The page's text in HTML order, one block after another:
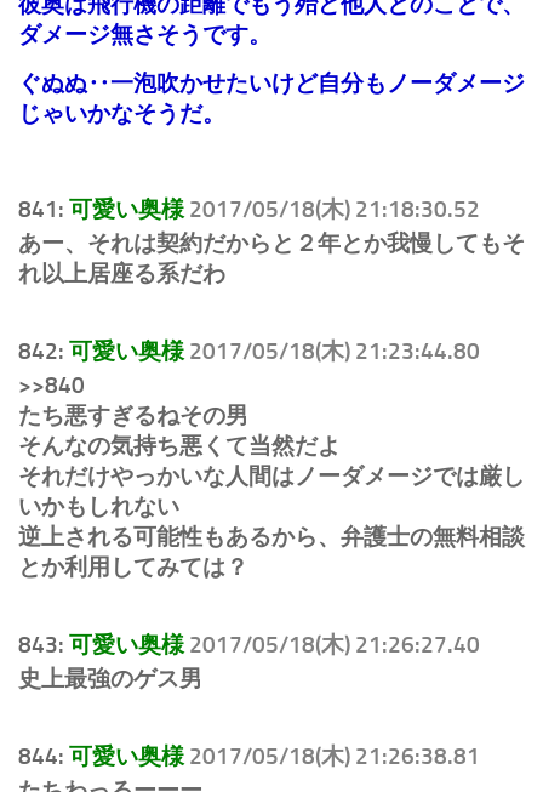
ダメージ無さそうです。
ぐぬぬ‥一泡吹かせたいけど自分もノーダメージ
じゃいかなそうだ。
841: 可愛い奥様 2017/05/18(木) 21:18:30.52
あー、それは契約だからと２年とか我慢してもそ
れ以上居座る系だわ
842: 可愛い奥様 2017/05/18(木) 21:23:44.80
>>840
たち悪すぎるねその男
そんなの気持ち悪くて当然だよ
それだけやっかいな人間はノーダメージでは厳し
いかもしれない
逆上される可能性もあるから、弁護士の無料相談
とか利用してみては？
843: 可愛い奥様 2017/05/18(木) 21:26:27.40
史上最強のゲス男
844: 可愛い奥様 2017/05/18(木) 21:26:38.81